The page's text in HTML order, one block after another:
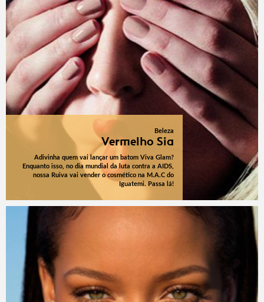
Beleza
Vermelho Sia
Adivinha quem vai lançar um batom Viva Glam?
Enquanto isso, no dia mundial da luta contra a AIDS,
nossa Ruiva vai vender o cosmético na M.A.C do
Iguatemi. Passa lá!